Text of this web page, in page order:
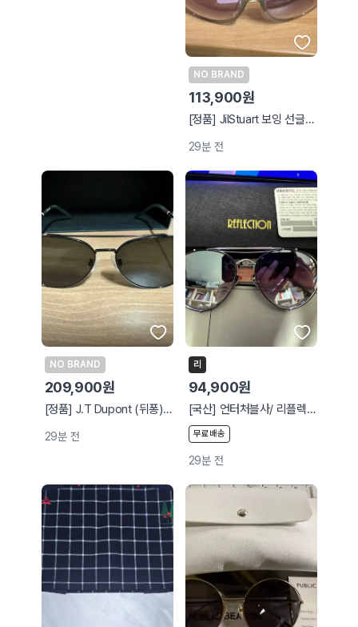
NO BRAND
113,900원
[정품] JilStuart 보잉 선글라스
29분 전
NO BRAND
209,900원
[정품] J.T Dupont (뒤퐁) 보잉 선글라스
29분 전
리
94,900원
[국산] 언터처블사/ 리플렉션 보잉 선글라스
무료배송
29분 전